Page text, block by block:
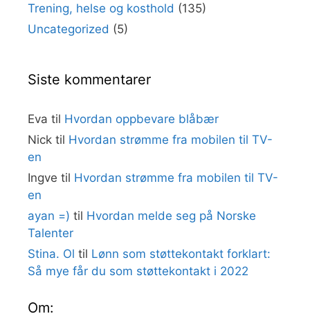
Trening, helse og kosthold (135)
Uncategorized (5)
Siste kommentarer
Eva til Hvordan oppbevare blåbær
Nick til Hvordan strømme fra mobilen til TV-
en
Ingve til Hvordan strømme fra mobilen til TV-
en
ayan =) til Hvordan melde seg på Norske
Talenter
Stina. Ol til Lønn som støttekontakt forklart:
Så mye får du som støttekontakt i 2022
Om: